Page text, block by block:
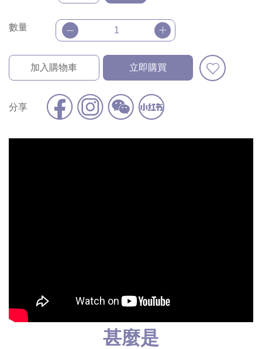
數量
加入購物車 立即購買
分享
甚麼是